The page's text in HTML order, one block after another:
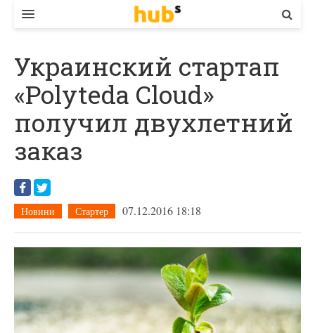
ЕКОНОМІКА
БІЗНЕС
СТАРТЕР
КОНТАКТИ
Украинский стартап
«Polyteda Cloud»
получил двухлетний
заказ
Новини Стартер 07.12.2016 18:18